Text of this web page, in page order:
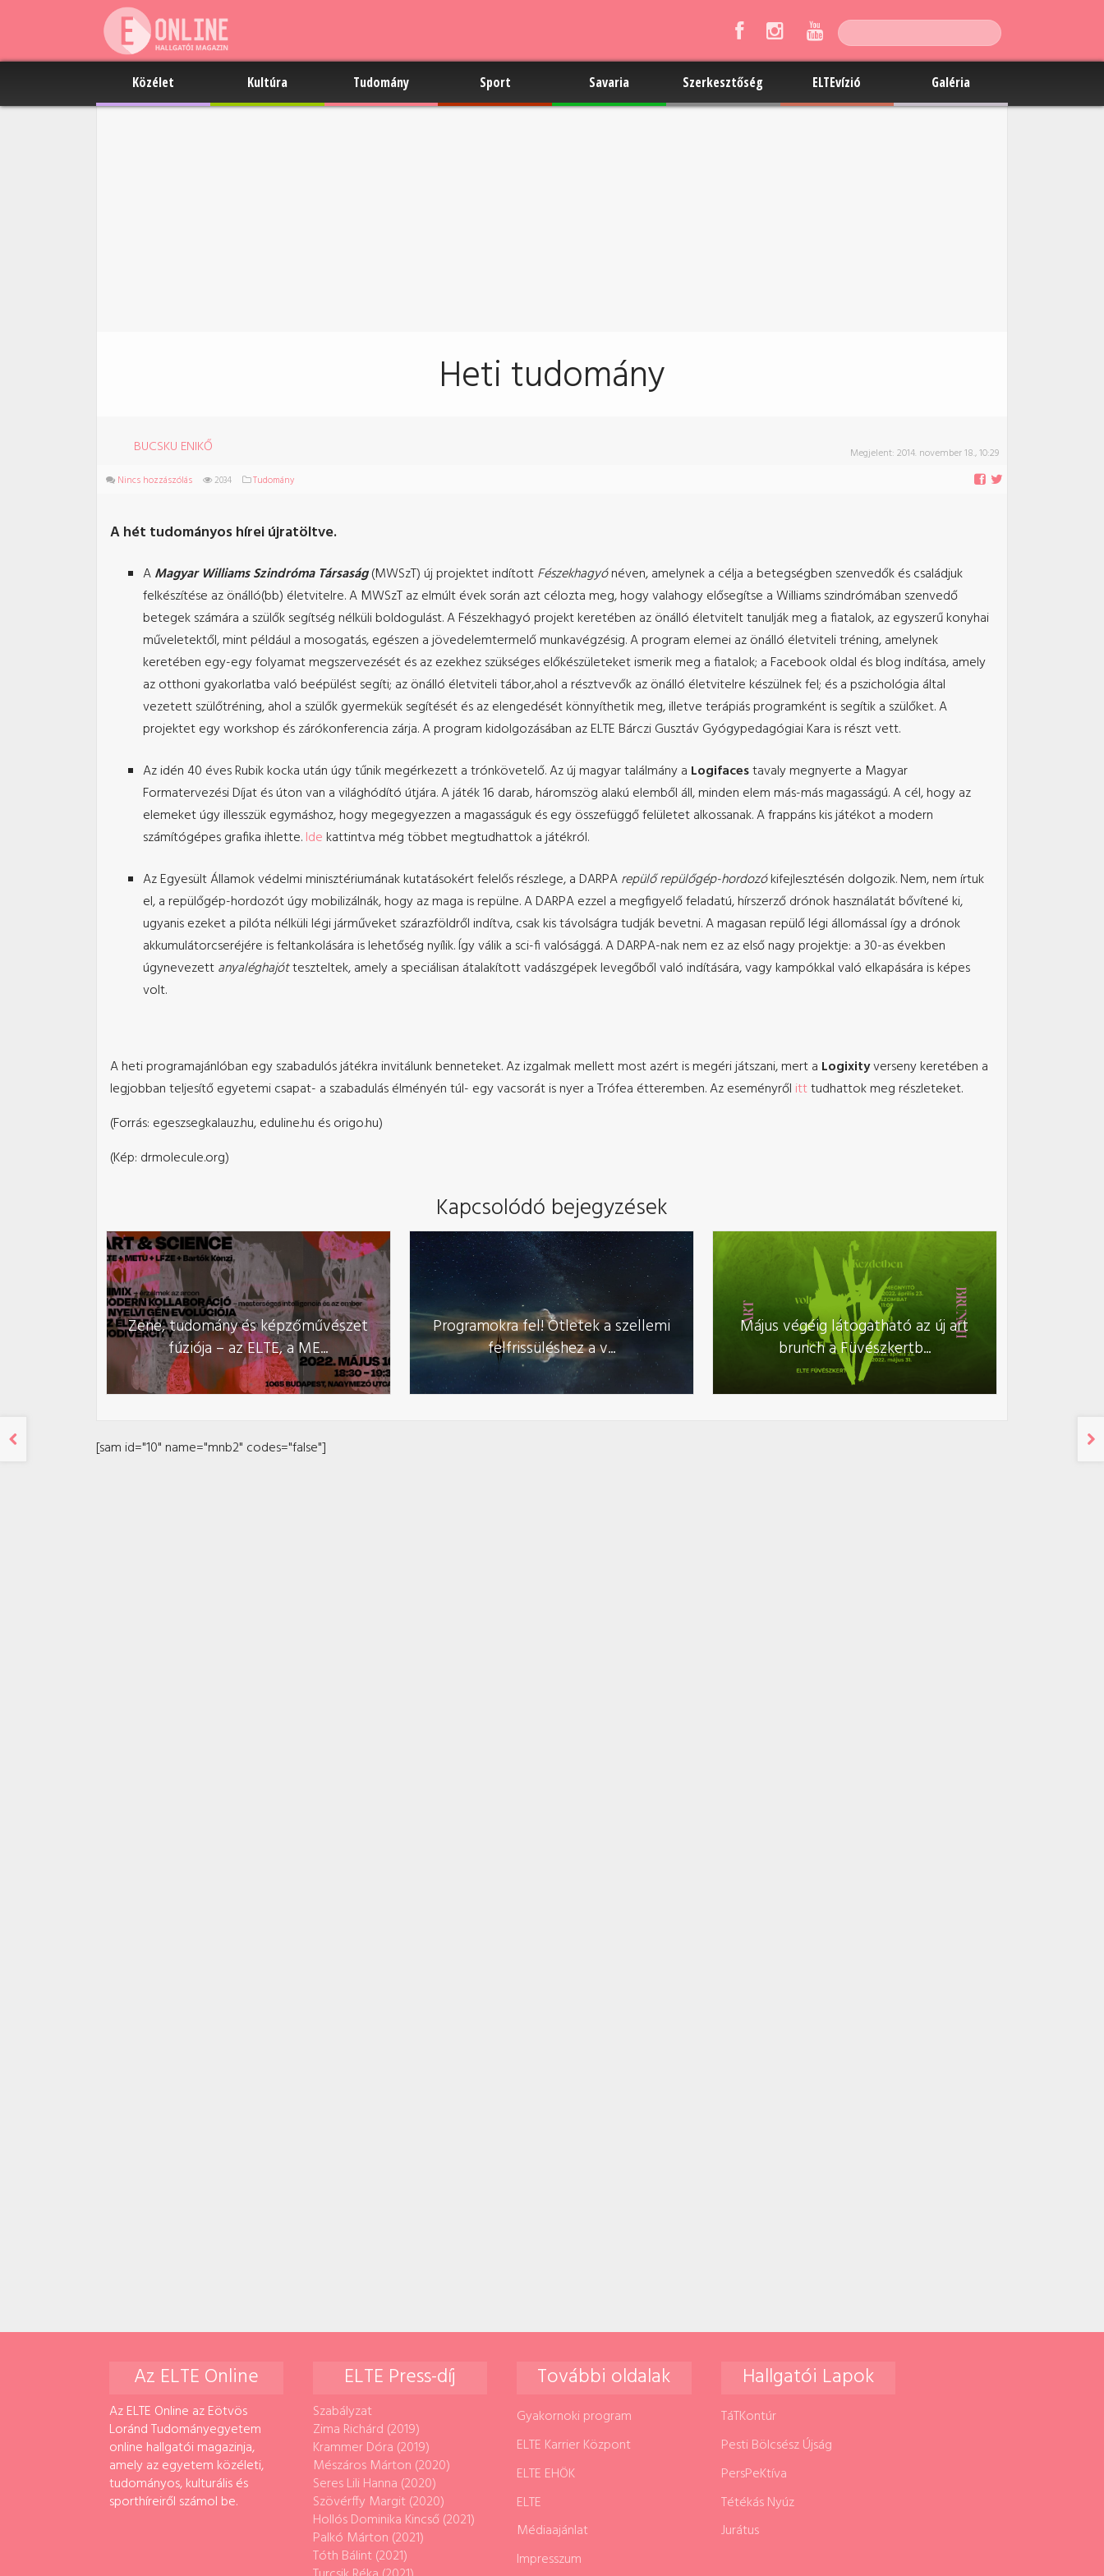
Közélet Kultúra Tudomány Sport Savaria Szerkesztőség ELTEvízió Galéria
Heti tudomány
BUCSKU ENIKŐ Megjelent: 2014. november 18., 10:29
Nincs hozzászólás 2034 Tudomány
A hét tudományos hírei újratöltve.
AMagyar Williams Szindróma Társaság(MWSzT) új projektet indítottFészekhagyónéven, amelynek a célja a betegségben szenvedők és családjuk
felkészítése az önálló(bb) életvitelre. A MWSzT az elmúlt évek során azt célozta meg, hogy valahogy elősegítse a Williams szindrómában szenvedő
betegek számára a szülők segítség nélküli boldogulást. A Fészekhagyó projekt keretében az önálló életvitelt tanulják meg a fiatalok, az egyszerű konyhai
műveletektől, mint például a mosogatás, egészen a jövedelemtermelő munkavégzésig. A program elemei az önálló életviteli tréning, amelynek
keretében egy-egy folyamat megszervezését és az ezekhez szükséges előkészületeket ismerik meg a fiatalok; a Facebook oldal és blog indítása, amely
az otthoni gyakorlatba való beépülést segíti; az önálló életviteli tábor,ahol a résztvevők az önálló életvitelre készülnek fel; és a pszichológia által
vezetett szülőtréning, ahol a szülők gyermekük segítését és az elengedését könnyíthetik meg, illetve terápiás programként is segítik a szülőket. A
projektet egy workshop és zárókonferencia zárja. A program kidolgozásában az ELTE Bárczi Gusztáv Gyógypedagógiai Kara is részt vett.
Az idén 40 éves Rubik kocka után úgy tűnik megérkezett a trónkövetelő. Az új magyar találmány a Logifacestavaly megnyerte a Magyar
Formatervezési Díjat és úton van a világhódító útjára. A játék 16 darab, háromszög alakú elemből áll, minden elem más-más magasságú. A cél, hogy az
elemeket úgy illesszük egymáshoz, hogy megegyezzen a magasságuk és egy összefüggő felületet alkossanak. A frappáns kis játékot a modern
számítógépes grafika ihlette.Idekattintva még többet megtudhattok a játékról.
Az Egyesült Államok védelmi minisztériumának kutatásokért felelős részlege, a DARPArepülő repülőgép-hordozókifejlesztésén dolgozik. Nem, nem írtuk
el, a repülőgép-hordozót úgy mobilizálnák, hogy az maga is repülne. A DARPA ezzel a megfigyelő feladatú, hírszerző drónok használatát bővítené ki,
ugyanis ezeket a pilóta nélküli légi járműveket szárazföldről indítva, csak kis távolságra tudják bevetni. A magasan repülő légi állomással így a drónok
akkumulátorcseréjére is feltankolására is lehetőség nyílik. Így válik a sci-fi valósággá. A DARPA-nak nem ez az első nagy projektje: a 30-as években
úgynevezettanyaléghajótteszteltek, amely a speciálisan átalakított vadászgépek levegőből való indítására, vagy kampókkal való elkapására is képes
volt.
A heti programajánlóban egy szabadulós játékra invitálunk benneteket. Az izgalmak mellett most azért is megéri játszani, mert a Logixityverseny keretében a
legjobban teljesítő egyetemi csapat- a szabadulás élményén túl- egy vacsorát is nyer a Trófea étteremben. Az eseményről itttudhattok meg részleteket.
(Forrás: egeszsegkalauz.hu, eduline.hu és origo.hu)
(Kép: drmolecule.org)
Kapcsolódó bejegyzések
Zene, tudomány és képzőművészet
fúziója – az ELTE, a ME...
Programokra fel! Ötletek a szellemi
felfrissüléshez a v...
Május végéig látogatható az új art
brunch a Füvészkertb...
[sam id="10" name="mnb2" codes="false"]
Az ELTE Online
Az ELTE Online az Eötvös
Loránd Tudományegyetem
online hallgatói magazinja,
amely az egyetem közéleti,
tudományos, kulturális és
sporthíreiről számol be.
ELTE Press-díj
Szabályzat
Zima Richárd (2019)
Krammer Dóra (2019)
Mészáros Márton (2020)
Seres Lili Hanna (2020)
Szövérffy Margit (2020)
Hollós Dominika Kincső (2021)
Palkó Márton (2021)
Tóth Bálint (2021)
További oldalak
Gyakornoki program
ELTE Karrier Központ
ELTE EHÖK
ELTE
Médiaajánlat
Impresszum
Hallgatói Lapok
TáTKontúr
Pesti Bölcsész Újság
PersPeKtíva
Tétékás Nyúz
Jurátus